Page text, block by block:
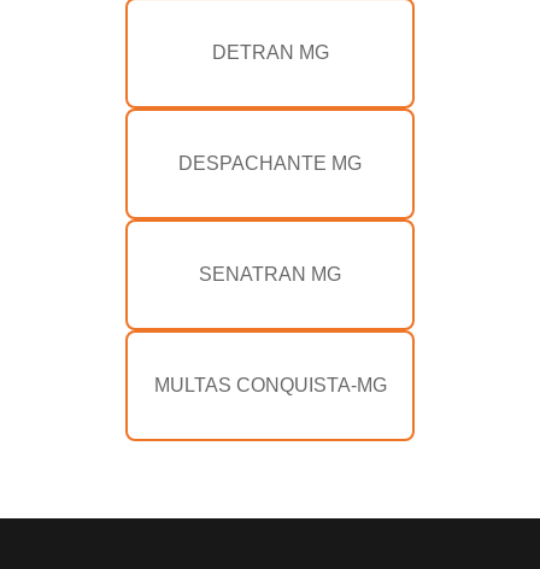
DETRAN MG
DESPACHANTE MG
SENATRAN MG
MULTAS CONQUISTA-MG